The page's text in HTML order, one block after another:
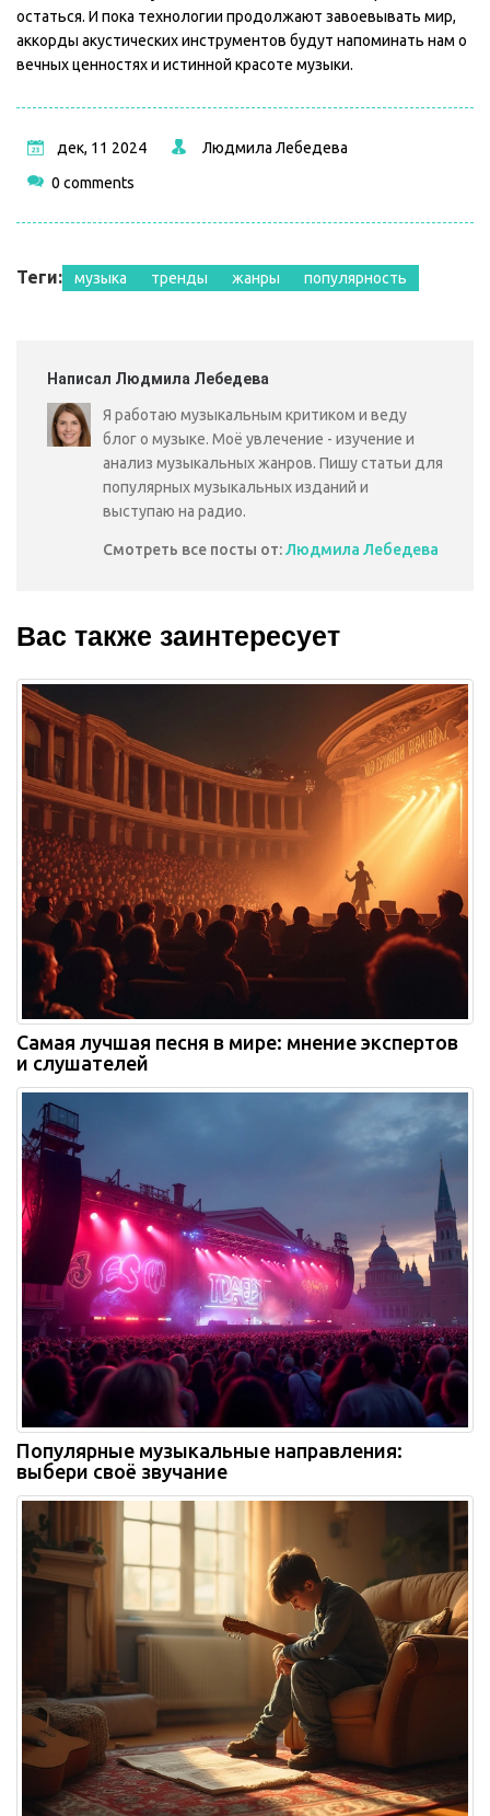
остаться. И пока технологии продолжают завоевывать мир,
аккорды акустических инструментов будут напоминать нам о
вечных ценностях и истинной красоте музыки.
дек, 11 2024 Людмила Лебедева
0 comments
Теги: музыка тренды жанры популярность
Написал Людмила Лебедева
Я работаю музыкальным критиком и веду
блог о музыке. Моё увлечение - изучение и
анализ музыкальных жанров. Пишу статьи для
популярных музыкальных изданий и
выступаю на радио.
Смотреть все посты от:Людмила Лебедева
Вас также заинтересует
Самая лучшая песня в мире: мнение экспертов
и слушателей
Популярные музыкальные направления:
выбери своё звучание